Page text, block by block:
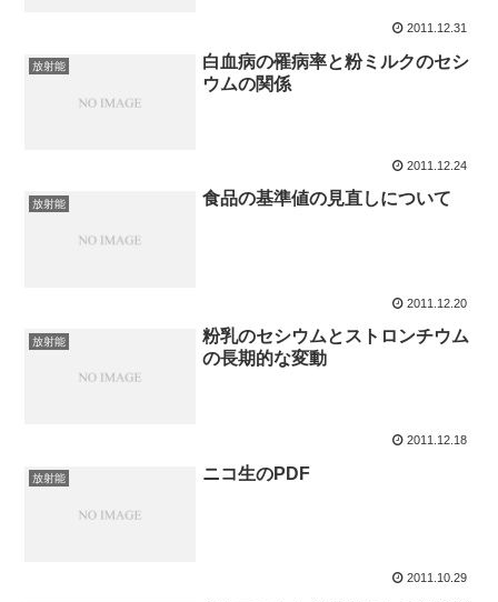
2011.12.31
放射能
白血病の罹病率と粉ミルクのセシ
ウムの関係
2011.12.24
放射能 食品の基準値の見直しについて
2011.12.20
放射能
粉乳のセシウムとストロンチウム
の長期的な変動
2011.12.18
放射能 ニコ生のPDF
2011.10.29